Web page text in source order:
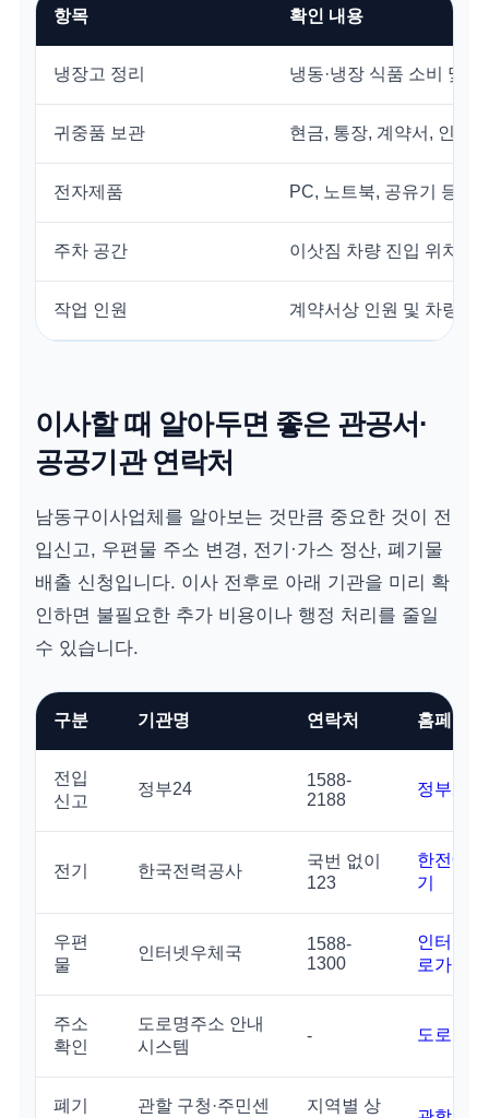
항목 확인 내용
냉장고 정리 냉동·냉장 식품 소비 및
귀중품 보관 현금, 통장, 계약서, 인감
전자제품 PC, 노트북, 공유기 등 데
주차 공간 이삿짐 차량 진입 위치 최
작업 인원 계약서상 인원 및 차량 톤
이사할 때 알아두면 좋은 관공서·
공공기관 연락처
남동구이사업체를 알아보는 것만큼 중요한 것이 전
입신고, 우편물 주소 변경, 전기·가스 정산, 폐기물
배출 신청입니다. 이사 전후로 아래 기관을 미리 확
인하면 불필요한 추가 비용이나 행정 처리를 줄일
수 있습니다.
구분 기관명 연락처 홈페이지
전입
신고
정부24
1588-
2188
정부24
전기 한국전력공사
국번 없이
123
한전ON
기
우편
물
인터넷우체국
1588-
1300
인터넷
로가기
주소
확인
도로명주소 안내
시스템
- 도로명
폐기 관할 구청·주민센 지역별 상